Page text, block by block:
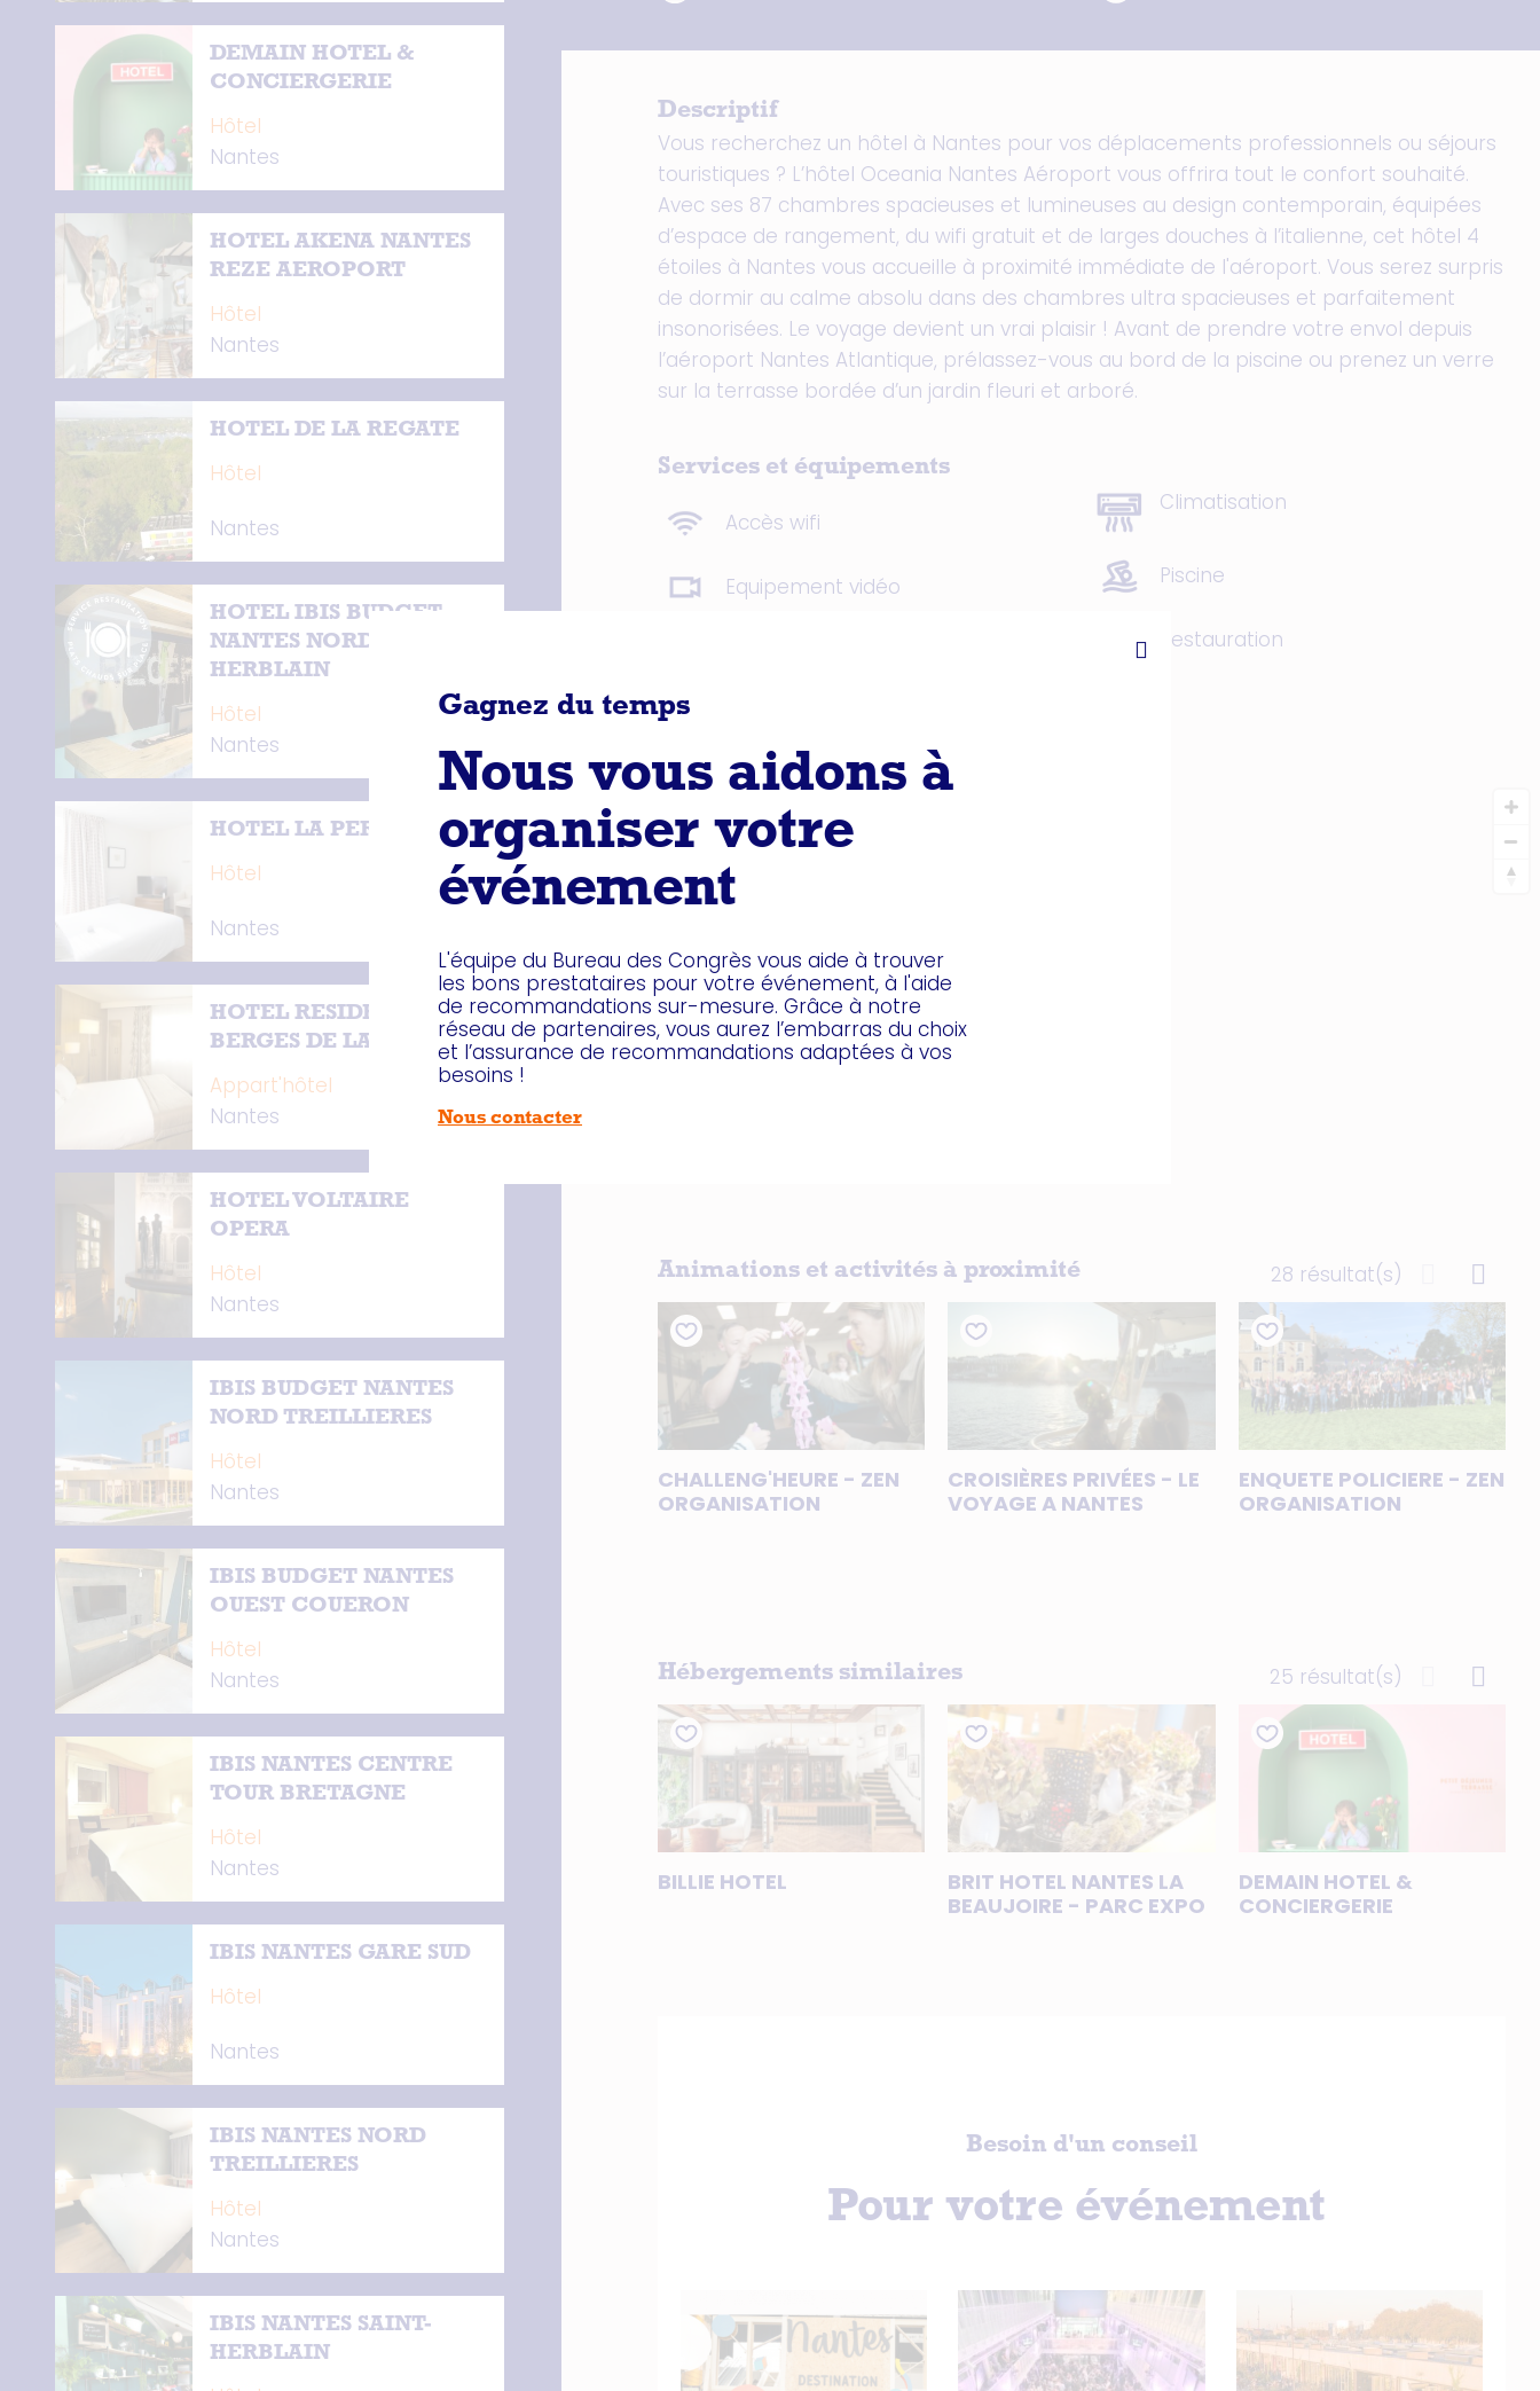
DEMAIN HOTEL &
CONCIERGERIE
Hôtel
Nantes
HOTEL AKENA NANTES
REZE AEROPORT
Hôtel
Nantes
HOTEL DE LA REGATE
Hôtel
Nantes
HOTEL IBIS BUDGET
NANTES NORD ST-
HERBLAIN
Hôtel
Nantes
HOTEL LA PEROUSE
Hôtel
Nantes
HOTEL RESIDHOME LES
BERGES DE LA LOIRE
Appart'hôtel
Nantes
HOTEL VOLTAIRE
OPERA
Hôtel
Nantes
IBIS BUDGET NANTES
NORD TREILLIERES
Hôtel
Nantes
IBIS BUDGET NANTES
OUEST COUERON
Hôtel
Nantes
IBIS NANTES CENTRE
TOUR BRETAGNE
Hôtel
Nantes
IBIS NANTES GARE SUD
Hôtel
Nantes
IBIS NANTES NORD
TREILLIERES
Hôtel
Nantes
IBIS NANTES SAINT-
HERBLAIN
Descriptif
Vous recherchez un hôtel à Nantes pour vos déplacements professionnels ou séjours
touristiques ? L’hôtel Oceania Nantes Aéroport vous offrira tout le confort souhaité.
Avec ses 87 chambres spacieuses et lumineuses au design contemporain, équipées
d’espace de rangement, du wifi gratuit et de larges douches à l’italienne, cet hôtel 4
étoiles à Nantes vous accueille à proximité immédiate de l'aéroport. Vous serez surpris
de dormir au calme absolu dans des chambres ultra spacieuses et parfaitement
insonorisées. Le voyage devient un vrai plaisir ! Avant de prendre votre envol depuis
l’aéroport Nantes Atlantique, prélassez-vous au bord de la piscine ou prenez un verre
sur la terrasse bordée d’un jardin fleuri et arboré.
Services et équipements
Accès wifi
Equipement vidéo
Climatisation
Piscine
Restauration
On est ici !
Animations et activités à proximité
CHALLENG'HEURE - ZEN
ORGANISATION
CROISIÈRES PRIVÉES - LE
VOYAGE A NANTES
ENQUETE POLICIERE - ZEN
ORGANISATION
28 résultat(s)
Hébergements similaires
BILLIE HOTEL
BRIT HOTEL NANTES LA
BEAUJOIRE - PARC EXPO
DEMAIN HOTEL &
CONCIERGERIE
25 résultat(s)
Besoin d'un conseil
Pour votre événement
Gagnez du temps
Nous vous aidons à
organiser votre
événement
L'équipe du Bureau des Congrès vous aide à trouver
les bons prestataires pour votre événement, à l'aide
de recommandations sur-mesure. Grâce à notre
réseau de partenaires, vous aurez l’embarras du choix
et l’assurance de recommandations adaptées à vos
besoins !
Nous contacter